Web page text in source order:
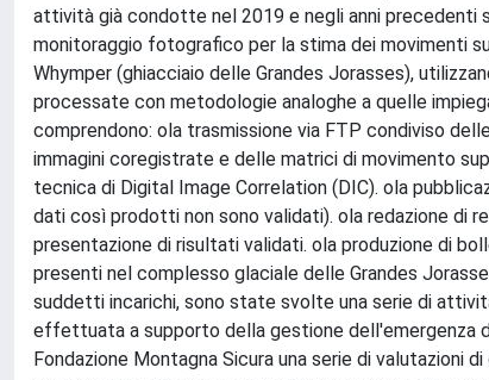
attività già condotte nel 2019 e negli anni precedenti
monitoraggio fotografico per la stima dei movimenti
Whymper (ghiacciaio delle Grandes Jorasses),
processate con metodologie analoghe a quelle
comprendono: ola trasmissione via FTP condiviso
immagini coregistrate e delle matrici di movimento
tecnica di Digital Image Correlation (DIC). ola
dati così prodotti non sono validati). ola redazione di
presentazione di risultati validati. ola produzione di
presenti nel complesso glaciale delle Grandes
suddetti incarichi, sono state svolte una serie di
effettuata a supporto della gestione dell'emergenza
Fondazione Montagna Sicura una serie di